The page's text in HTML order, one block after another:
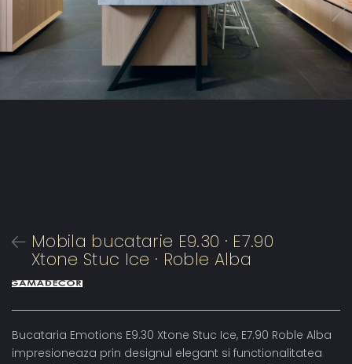
Mobila bucatarie E9.30 · E7.90
Xtone Stuc Ice · Roble Alba
Bucataria Emotions E9.30 Xtone Stuc Ice, E7.90 Roble Alba
impresioneaza prin designul elegant si functionalitatea